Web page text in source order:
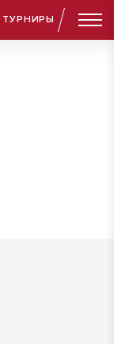
ТУРНИРЫ